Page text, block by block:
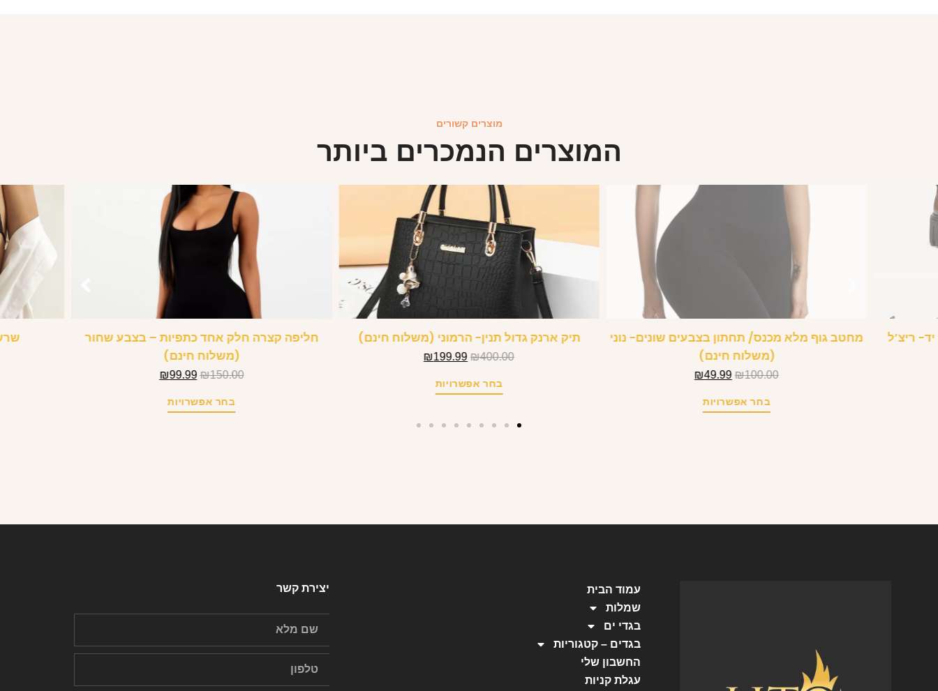
מוצרים קשורים
המוצרים הנמכרים ביותר
ריצ’ל
מחטב גוף מלא מכנס/ תחתון בצבעים שונים- נוני
(משלוח חינם)
₪100.00
₪49.99
בחר אפשרויות
תיק ארנק גדול תנין- הרמוני (משלוח חינם)
₪400.00
₪199.99
בחר אפשרויות
חליפה קצרה חלק אחד כתפיות – בצבע שחור
(משלוח חינם)
₪150.00
₪99.99
בחר אפשרויות
עמוד הבית
שמלות
בגדי ים
בגדים – קטגוריות
החשבון שלי
עגלת קניות
יצירת קשר